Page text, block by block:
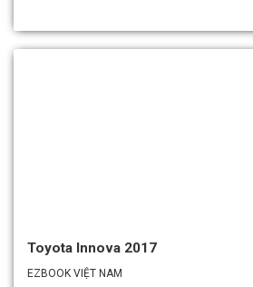
Toyota Innova 2017
EZBOOK VIỆT NAM